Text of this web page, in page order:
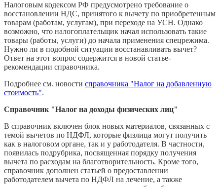
Налоговым кодексом РФ предусмотрено требование о
восстановлении НДС, принятого к вычету по приобретенным
товарам (работам, услугам), при переходе на УСН. Однако
возможно, что налогоплательщик начал использовать такие
товары (работы, услуги) до начала применения спецрежима.
Нужно ли в подобной ситуации восстанавливать вычет?
Ответ на этот вопрос содержится в новой статье-
рекомендации справочника.
Подробнее см. новости справочника "Налог на добавленную
стоимость".
Справочник "Налог на доходы физических лиц"
В справочник включен блок новых материалов, связанных с
темой вычетов по НДФЛ, которые физлица могут получить
как в налоговом органе, так и у работодателя. В частности,
появилась подрубрика, посвященная порядку получения
вычета по расходам на благотворительность. Кроме того,
справочник дополнен статьей о предоставлении
работодателем вычета по НДФЛ на лечение, а также